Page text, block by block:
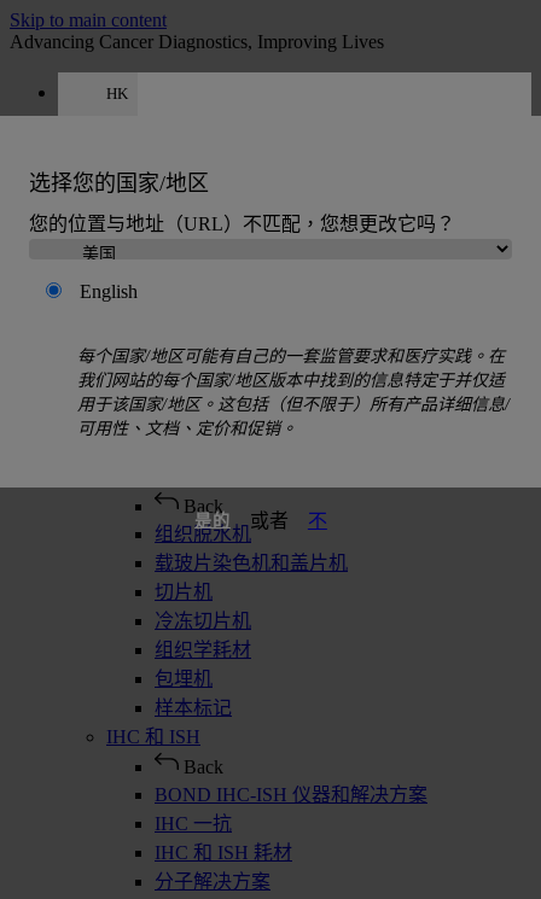
Skip to main content
Advancing Cancer Diagnostics, Improving Lives
HK
选择您的国家/地区
您的位置与地址（URL）不匹配，您想更改它吗？
English
每个国家/地区可能有自己的一套监管要求和医疗实践。在
我们网站的每个国家/地区版本中找到的信息特定于并仅适
用于该国家/地区。这包括（但不限于）所有产品详细信息/
可用性、文档、定价和促销。
是的 或者 不
引用:0
MENU
产品
Back
组织脱水机
载玻片染色机和盖片机
切片机
冷冻切片机
组织学耗材
包埋机
样本标记
IHC 和 ISH
Back
BOND IHC-ISH 仪器和解决方案
IHC 一抗
IHC 和 ISH 耗材
分子解决方案